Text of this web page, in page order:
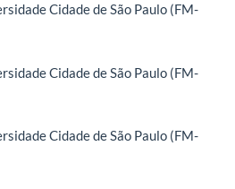
Cidade de São Paulo (FM-
Cidade de São Paulo (FM-
Cidade de São Paulo (FM-